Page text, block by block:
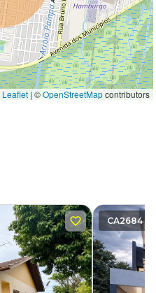
Leaflet | ©OpenStreetMapcontributors
CA2684